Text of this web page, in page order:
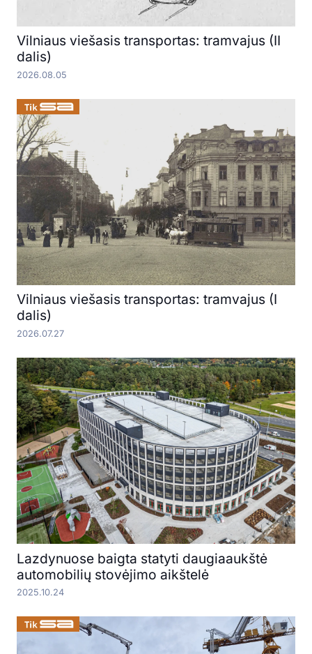
Vilniaus viešasis transportas: tramvajus (II
dalis)
2026.08.05
Vilniaus viešasis transportas: tramvajus (I
dalis)
2026.07.27
Lazdynuose baigta statyti daugiaaukštė
automobilių stovėjimo aikštelė
2025.10.24